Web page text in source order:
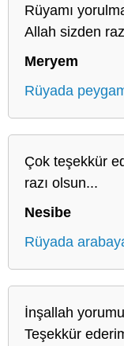
Rüyamı
Allah sizden
Meryem
Rüyada
Çok teşekkür
razı olsun...
Nesibe
Rüyada
İnşallah
Teşekkür